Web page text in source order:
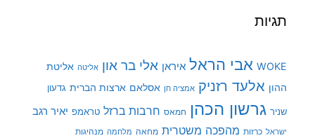
תגיות
WOKE אבי הראל איראן אלי בר און אליטה אליטת
ההון אלעד רזניק אמציה חן אסלאם ארצות הברית גדעון
שניר גרשון הכהן חמאס חרבות ברזל טראמפ יאיר רגב
ישראל כרזות מהפכה משטרית מחאה מלחמה מנהיגות